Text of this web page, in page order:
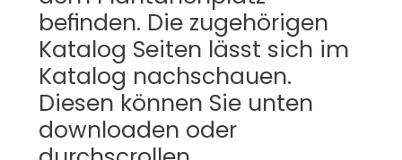
befinden. Die zugehörigen
Katalog Seiten lässt sich im
Katalog nachschauen.
Diesen können Sie unten
downloaden oder